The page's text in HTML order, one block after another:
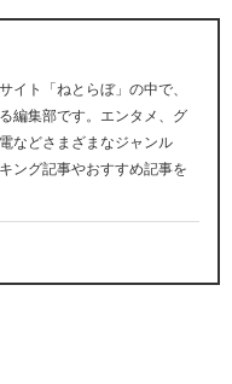
イト「ねとらぼ」の中で、
編集部です。エンタメ、グ
などさまざまなジャンル
ング記事やおすすめ記事を